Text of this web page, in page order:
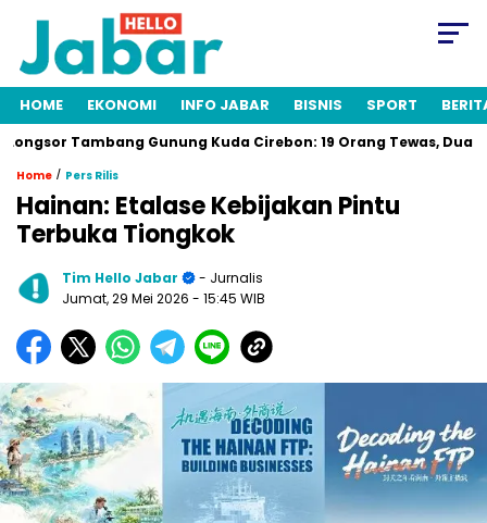
HOME EKONOMI INFO JABAR BISNIS SPORT
Tambang Gunung Kuda Cirebon: 19 Orang Tewas, Dua
Home / Pers Rilis
Hainan: Etalase Kebijakan Pintu
Terbuka Tiongkok
Tim Hello Jabar
- Jurnalis
Jumat, 29 Mei 2026 - 15:45 WIB